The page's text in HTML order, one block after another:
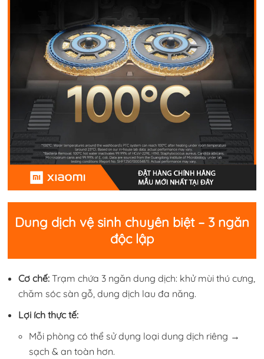
Dung dịch vệ sinh chuyên biệt – 3 ngăn
độc lập
Cơ chế: Trạm chứa 3 ngăn dung dịch: khử mùi thú cưng,
chăm sóc sàn gỗ, dung dịch lau đa năng.
Lợi ích thực tế:
Mỗi phòng có thể sử dụng loại dung dịch riêng →
sạch & an toàn hơn.